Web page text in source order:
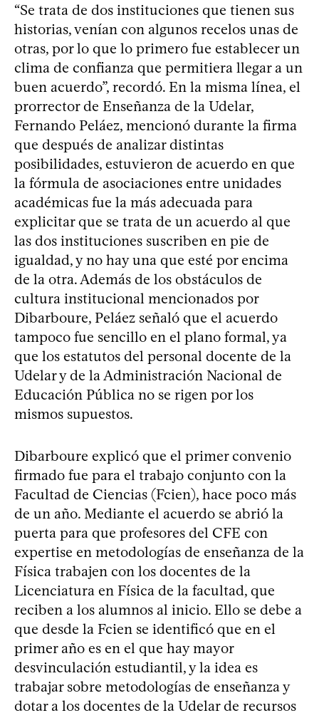
“Se trata de dos instituciones que tienen sus
historias, venían con algunos recelos unas de
otras, por lo que lo primero fue establecer un
clima de confianza que permitiera llegar a un
buen acuerdo”, recordó. En la misma línea, el
prorrector de Enseñanza de la Udelar,
Fernando Peláez, mencionó durante la firma
que después de analizar distintas
posibilidades, estuvieron de acuerdo en que
la fórmula de asociaciones entre unidades
académicas fue la más adecuada para
explicitar que se trata de un acuerdo al que
las dos instituciones suscriben en pie de
igualdad, y no hay una que esté por encima
de la otra. Además de los obstáculos de
cultura institucional mencionados por
Dibarboure, Peláez señaló que el acuerdo
tampoco fue sencillo en el plano formal, ya
que los estatutos del personal docente de la
Udelar y de la Administración Nacional de
Educación Pública no se rigen por los
mismos supuestos.
Dibarboure explicó que el primer convenio
firmado fue para el trabajo conjunto con la
Facultad de Ciencias (Fcien), hace poco más
de un año. Mediante el acuerdo se abrió la
puerta para que profesores del CFE con
expertise en metodologías de enseñanza de la
Física trabajen con los docentes de la
Licenciatura en Física de la facultad, que
reciben a los alumnos al inicio. Ello se debe a
que desde la Fcien se identificó que en el
primer año es en el que hay mayor
desvinculación estudiantil, y la idea es
trabajar sobre metodologías de enseñanza y
dotar a los docentes de la Udelar de recursos